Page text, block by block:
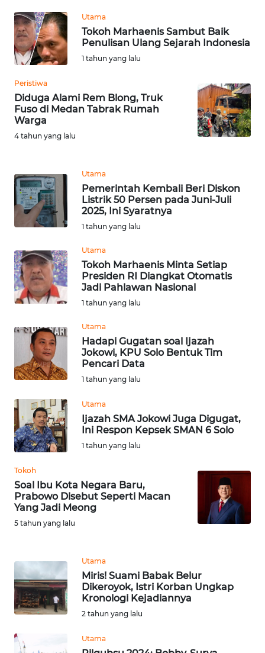
Utama
Tokoh Marhaenis Sambut Baik
Penulisan Ulang Sejarah Indonesia
1 tahun yang lalu
Peristiwa
Diduga Alami Rem Blong, Truk
Fuso di Medan Tabrak Rumah
Warga
4 tahun yang lalu
Utama
Pemerintah Kembali Beri Diskon
Listrik 50 Persen pada Juni-Juli
2025, Ini Syaratnya
1 tahun yang lalu
Utama
Tokoh Marhaenis Minta Setiap
Presiden RI Diangkat Otomatis
Jadi Pahlawan Nasional
1 tahun yang lalu
Utama
Hadapi Gugatan soal Ijazah
Jokowi, KPU Solo Bentuk Tim
Pencari Data
1 tahun yang lalu
Utama
Ijazah SMA Jokowi Juga Digugat,
Ini Respon Kepsek SMAN 6 Solo
1 tahun yang lalu
Tokoh
Soal Ibu Kota Negara Baru,
Prabowo Disebut Seperti Macan
Yang Jadi Meong
5 tahun yang lalu
Utama
Miris! Suami Babak Belur
Dikeroyok, Istri Korban Ungkap
Kronologi Kejadiannya
2 tahun yang lalu
Utama
WN
PAKPAK
WN
KARAWANG
WN
BEKASI
BOGOR
WN
DEPOK
WN
TAPANULI
UTARA
SAMOSIR
WN
PADANG
LAWAS
WN
SUMEDANG
CIANJUR
WN
KEPULAUAN
SERIBU
TANGERANG
WN
BINJAI